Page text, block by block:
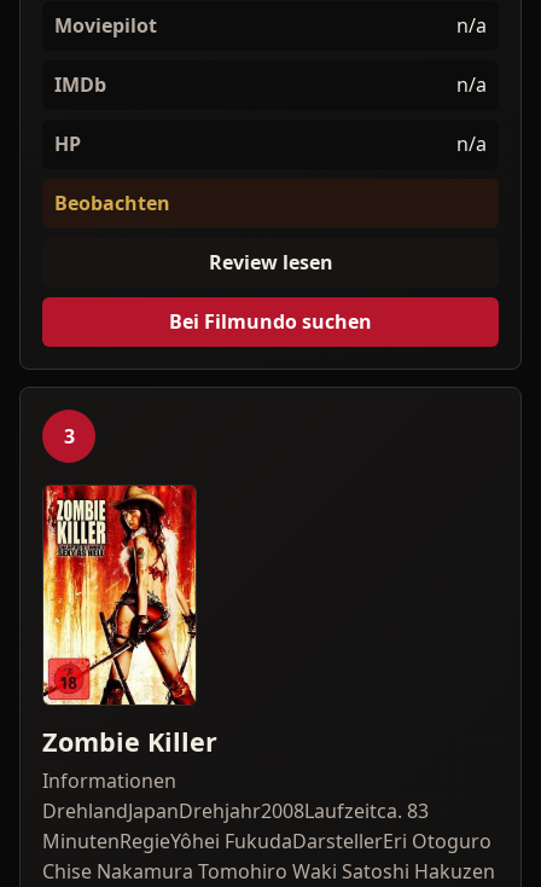
Moviepilot n/a
IMDb n/a
HP n/a
Beobachten
Review lesen
Bei Filmundo suchen
3
Zombie Killer
Informationen
DrehlandJapanDrehjahr2008Laufzeitca. 83
MinutenRegieYôhei FukudaDarstellerEri Otoguro
Chise Nakamura Tomohiro Waki Satoshi Hakuzen